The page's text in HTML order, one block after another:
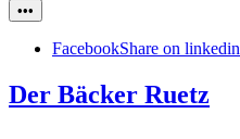
•••
FacebookShare on linkedin
Der Bäcker Ruetz